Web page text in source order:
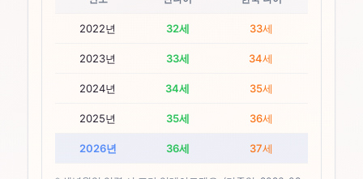
2022년 32세 33세
2023년 33세 34세
2024년 34세 35세
2025년 35세 36세
2026년 36세 37세